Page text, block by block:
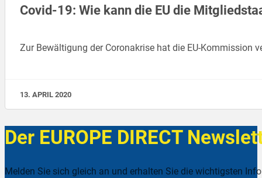
Covid-19: Wie kann die EU die
Zur Bewältigung der Coronakrise hat die EU-Kommission
13. APRIL 2020
Der EUROPE DIRECT
Melden Sie sich gleich an und erhalten Sie die wichtigsten